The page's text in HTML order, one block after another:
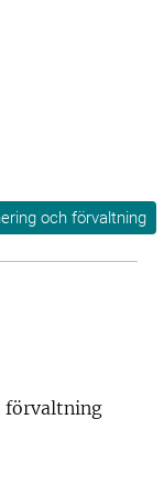
och förvaltning
förvaltning